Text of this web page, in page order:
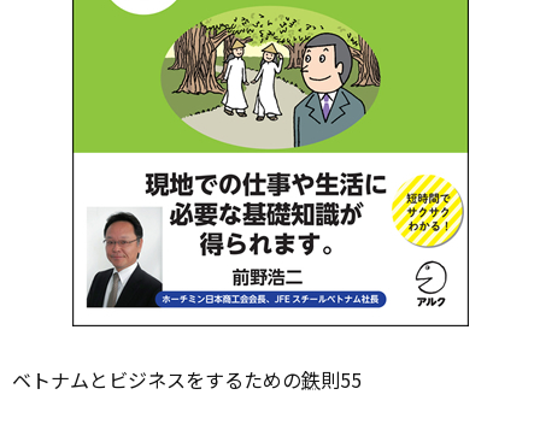
ベトナムとビジネスをするための鉄則55